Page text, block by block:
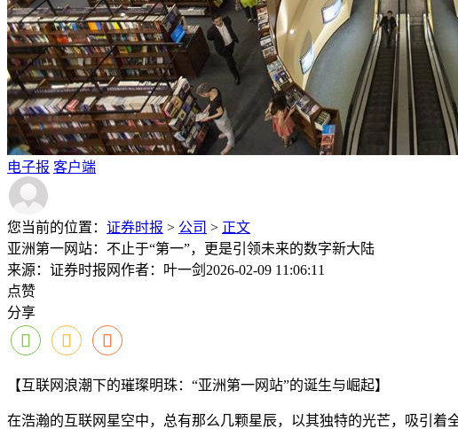
电子报 客户端
您当前的位置： 证券时报 > 公司 > 正文
亚洲第一网站：不止于“第一”，更是引领未来的数字新大陆
来源：证券时报网作者：叶一剑 2026-02-09 11:06:11
点赞
分享
【互联网浪潮下的璀璨明珠：“亚洲第一网站”的诞生与崛起】
在浩瀚的互联网星空中，总有那么几颗星辰，以其独特的光芒，吸引